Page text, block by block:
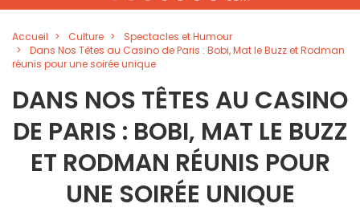
Accueil Culture
Spectacles et Humour
Dans Nos Têtes au Casino de Paris : Bobi, Mat le Buzz et Rodman
réunis pour une soirée unique
DANS NOS TÊTES AU CASINO
DE PARIS : BOBI, MAT LE BUZZ
ET RODMAN RÉUNIS POUR
UNE SOIRÉE UNIQUE